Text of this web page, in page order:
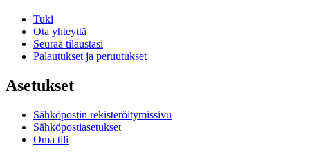
Tuki
Ota yhteyttä
Seuraa tilaustasi
Palautukset ja peruutukset
Asetukset
Sähköpostin rekisteröitymissivu
Sähköpostiasetukset
Oma tili